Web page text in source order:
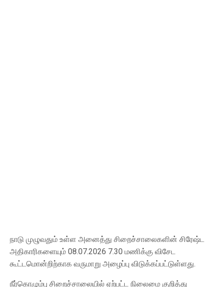
நாடு முழுவதும் உள்ள அனைத்து சிறைச்சாலைகளின் சிரேஷ்ட
அதிகாரிகளையும் 08.07.2026 7.30 மணிக்கு விசேட
கூட்டமொன்றிற்காக வருமாறு அழைப்பு விடுக்கப்பட்டுள்ளது.
நீர்கொழும்பு சிறைச்சாலையில் ஏற்பட்ட நிலைமை குறித்து